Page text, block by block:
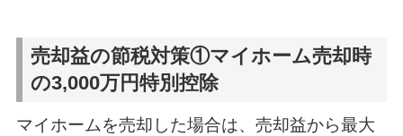
売却益の節税対策①マイホーム売却時
の3,000万円特別控除
マイホームを売却した場合は、売却益から最大